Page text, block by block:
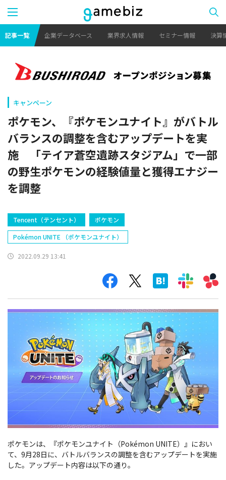
記事一覧 企業データベース 業界求人情報 セミナー情報 決算
キャンペーン
ポケモン、『ポケモンユナイト』がバトル
バランスの調整を含むアップデートを実
施 「テイア蒼空遺跡スタジアム」で一部
の野生ポケモンの経験値量と獲得エナジー
を調整
Tencent（テンセント）
ポケモン
Pokémon UNITE （ポケモンユナイト）
2022.09.29 13:41
ポケモンは、『ポケモンユナイト（Pokémon UNITE）』におい
て、9月28日に、バトルバランスの調整を含むアップデートを実施
した。アップデート内容は以下の通り。